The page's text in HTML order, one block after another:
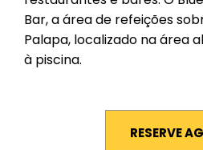
Bar, a área de refeições
Palapa, localizado na área
à piscina.
RESERVE